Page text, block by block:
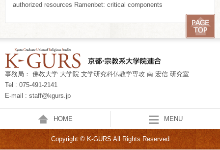
authorized resources Ramenbet: critical components
事務局： 佛教大学 大学院 文学研究科仏教学専攻 南 宏信 研究室
Tel : 075-491-2141
E-mail : staff@kgurs.jp
HOME MENU
Copyright © K-GURS All Rights Reserved